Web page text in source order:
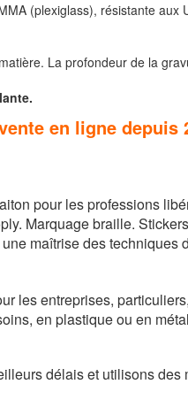
(plexiglass), résistante aux
La profondeur de la
en ligne
pour les professions
Marquage braille.
maîtrise des techniques
les entreprises,
en plastique ou en
délais et utilisons des